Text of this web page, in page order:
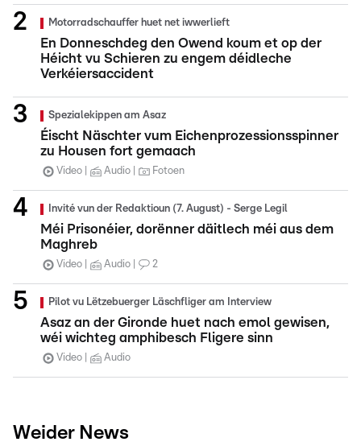
Motorradschauffer huet net iwwerlieft
En Donneschdeg den Owend koum et op der
Héicht vu Schieren zu engem déidleche
Verkéiersaccident
Spezialekippen am Asaz
Éischt Näschter vum Eichenprozessionsspinner
zu Housen fort gemaach
Video Audio Fotoen
Invité vun der Redaktioun (7. August) - Serge Legil
Méi Prisonéier, dorënner däitlech méi aus dem
Maghreb
Video Audio 2
Pilot vu Lëtzebuerger Läschfliger am Interview
Asaz an der Gironde huet nach emol gewisen,
wéi wichteg amphibesch Fligere sinn
Video Audio
Weider News